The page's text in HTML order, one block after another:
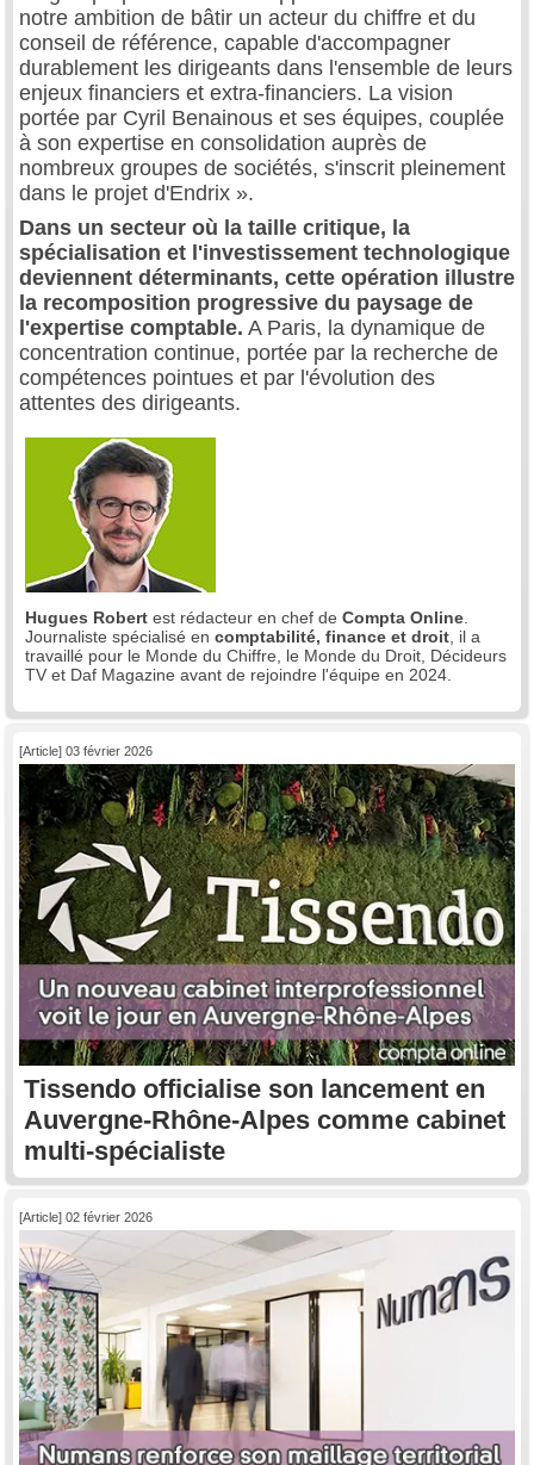
notre ambition de bâtir un acteur du chiffre et du
conseil de référence, capable d'accompagner
durablement les dirigeants dans l'ensemble de leurs
enjeux financiers et extra-financiers. La vision
portée par Cyril Benainous et ses équipes, couplée
à son expertise en consolidation auprès de
nombreux groupes de sociétés, s'inscrit pleinement
dans le projet d'Endrix ».
Dans un secteur où la taille critique, la
spécialisation et l'investissement technologique
deviennent déterminants, cette opération illustre
la recomposition progressive du paysage de
l'expertise comptable. A Paris, la dynamique de
concentration continue, portée par la recherche de
compétences pointues et par l'évolution des
attentes des dirigeants.
Hugues Robert est rédacteur en chef de Compta Online
Journaliste spécialisé en comptabilité, finance et droit , il a
travaillé pour le Monde du Chiffre, le Monde du Droit, Décideurs
TV et Daf Magazine avant de rejoindre l'équipe en 2024.
[Article] 03 février 2026
Tissendo officialise son lancement en
Auvergne-Rhône-Alpes comme cabinet
multi-spécialiste
[Article] 02 février 2026